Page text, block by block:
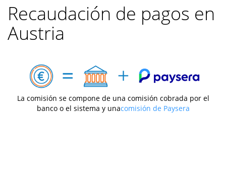
Recaudación de pagos en
Austria
La comisión se compone de una comisión cobrada por el
banco o el sistema y unacomisión de Paysera